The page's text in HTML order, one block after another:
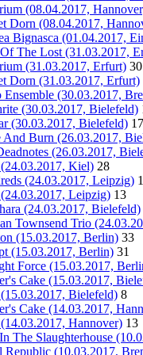
(08.04.2017,
Dorn (08.04.2017,
Bignasca (01.04.2017,
The Lost (31.03.2017,
(31.03.2017, Erfurt) 30
Dorn (31.03.2017, Erfurt)
Ensemble (30.03.2017,
(30.03.2017, Bielefeld)
(30.03.2017, Bielefeld) 17
And Burn (26.03.2017,
(26.03.2017,
Kiel) 28
(24.03.2017, Leipzig)
Leipzig) 13
(24.03.2017, Bielefeld)
Townsend Trio
(15.03.2017, Berlin) 33
(15.03.2017, Berlin) 31
Force (15.03.2017,
Cake (15.03.2017,
Bielefeld) 8
Cake (14.03.2017,
Hannover) 13
The Slaughterhouse
Republic (10.03.2017,